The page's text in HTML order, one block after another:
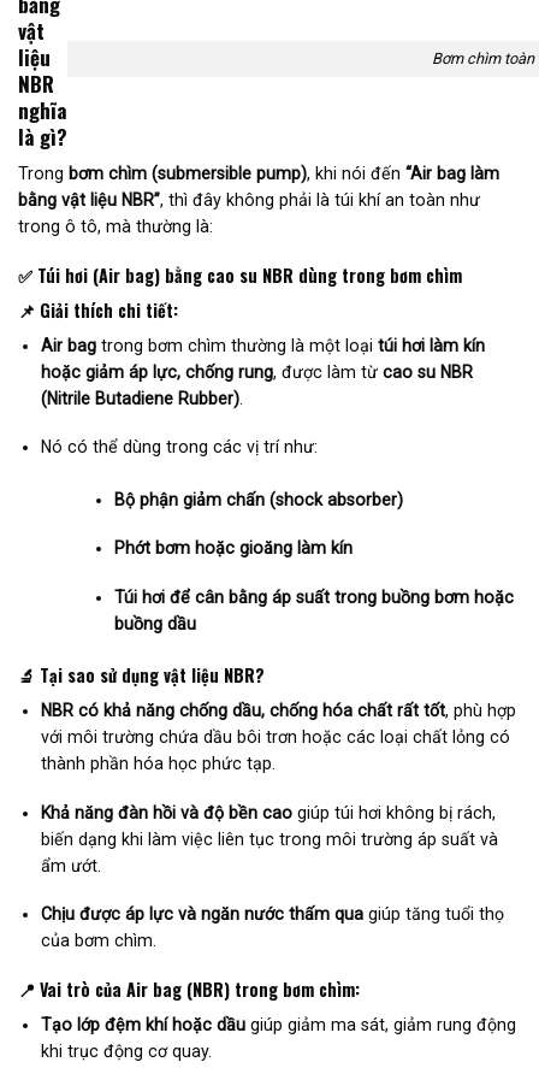
vật
liệu
NBR
nghĩa
là gì?
Bơm chìm toàn
Trong bơm chìm (submersible pump), khi nói đến “Air bag làm
bằng vật liệu NBR”, thì đây không phải là túi khí an toàn như
trong ô tô, mà thường là:
✅ Túi hơi (Air bag) bằng cao su NBR dùng trong bơm chìm
📌 Giải thích chi tiết:
Air bagtrong bơm chìm thường là một loại túi hơi làm kín
hoặc giảm áp lực, chống rung, được làm từ cao su NBR
(Nitrile Butadiene Rubber).
Nó có thể dùng trong các vị trí như:
Bộ phận giảm chấn (shock absorber)
Phớt bơm hoặc gioăng làm kín
Túi hơi để cân bằng áp suất trong buồng bơm hoặc
buồng dầu
🔬 Tại sao sử dụng vật liệu NBR?
NBR có khả năng chống dầu, chống hóa chất rất tốt, phù hợp
với môi trường chứa dầu bôi trơn hoặc các loại chất lỏng có
thành phần hóa học phức tạp.
Khả năng đàn hồi và độ bền caogiúp túi hơi không bị rách,
biến dạng khi làm việc liên tục trong môi trường áp suất và
ẩm ướt.
Chịu được áp lực và ngăn nước thấm quagiúp tăng tuổi thọ
của bơm chìm.
📍 Vai trò của Air bag (NBR) trong bơm chìm:
Tạo lớp đệm khí hoặc dầugiúp giảm ma sát, giảm rung động
khi trục động cơ quay.